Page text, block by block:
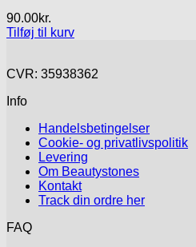
90.00kr.
Tilføj til kurv
CVR: 35938362
Info
Handelsbetingelser
Cookie- og privatlivspolitik
Levering
Om Beautystones
Kontakt
Track din ordre her
FAQ